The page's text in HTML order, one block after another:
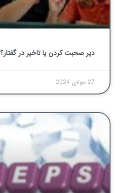
دیر صحبت کردن یا تاخیر در گفتار؟
27 جولای 2024